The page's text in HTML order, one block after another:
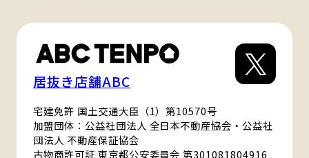
居抜き店舗ABC
宅建免許 国土交通大臣（1）第10570号
加盟団体：公益社団法人 全日本不動産協会・公益社
団法人 不動産保証協会
古物商許可証 東京都公安委員会 第301081804916